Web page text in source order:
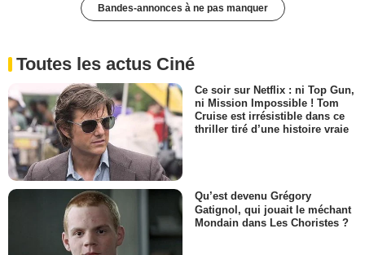
Bandes-annonces à ne pas manquer
Toutes les actus Ciné
Ce soir sur Netflix : ni Top Gun,
ni Mission Impossible ! Tom
Cruise est irrésistible dans ce
thriller tiré d’une histoire vraie
Qu’est devenu Grégory
Gatignol, qui jouait le méchant
Mondain dans Les Choristes ?